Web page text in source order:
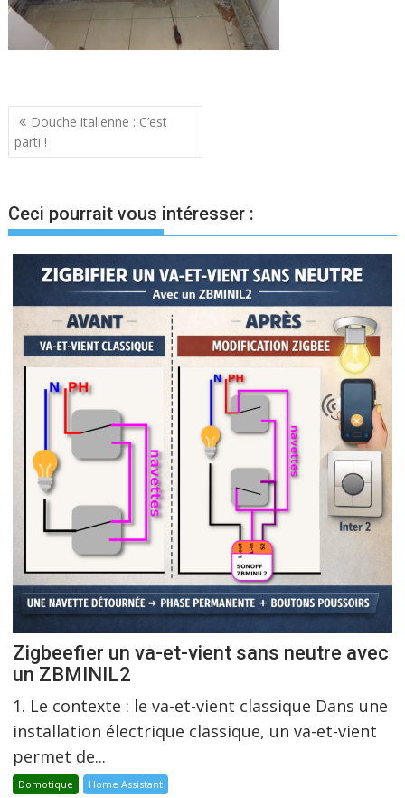
Navigation
de
Douche italienne : C’est
parti !
Ceci pourrait vous intéresser :
Zigbeefier un va-et-vient sans neutre avec
un ZBMINIL2
1. Le contexte : le va-et-vient classique Dans une
installation électrique classique, un va-et-vient
permet de...
Domotique Home Assistant